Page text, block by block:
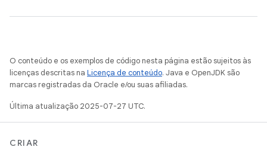
O conteúdo e os exemplos de código nesta página estão sujeitos às
licenças descritas na Licença de conteúdo. Java e OpenJDK são
marcas registradas da Oracle e/ou suas afiliadas.
Última atualização 2025-07-27 UTC.
CRIAR